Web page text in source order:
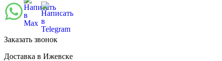
Заказать звонок
Доставка в Ижевске